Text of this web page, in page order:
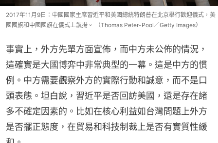
2017年11月9日：中國國家主席習近平和美國總統特朗普在北京舉行歡迎儀式，美
國國旗和中國國旗在儀式上飄揚。 （Thomas Peter-Pool／Getty Images）
事實上，外方先單方面宣佈，而中方未公佈的情況，
這確實是大國博弈中非常典型的一幕。這是中方的慣
例。中方需要觀察外方的實際行動和誠意，而不是口
頭表態。坦白說，習近平是否回訪美國，還是存在諸
多不確定因素的。比如在核心利益如台灣問題上外方
是否擺正態度，在貿易和科技制裁上是否有實質性緩